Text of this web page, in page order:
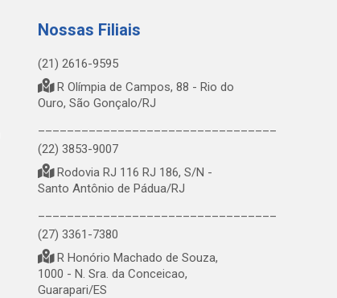
Nossas Filiais
(21) 2616-9595
R Olímpia de Campos, 88 - Rio do
Ouro, São Gonçalo/RJ
(22) 3853-9007
Rodovia RJ 116 RJ 186, S/N -
Santo Antônio de Pádua/RJ
(27) 3361-7380
R Honório Machado de Souza,
1000 - N. Sra. da Conceicao,
Guarapari/ES